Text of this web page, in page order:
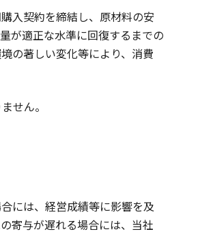
入契約を締結し、原材料の安
が適正な水準に回復するまでの
の著しい変化等により、消費
せん。
には、経営成績等に影響を及
寄与が遅れる場合には、当社